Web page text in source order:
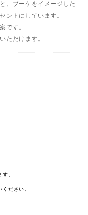
、ブーケをイメージした
ントにしています。
です。
ただけます。
。
ださい。